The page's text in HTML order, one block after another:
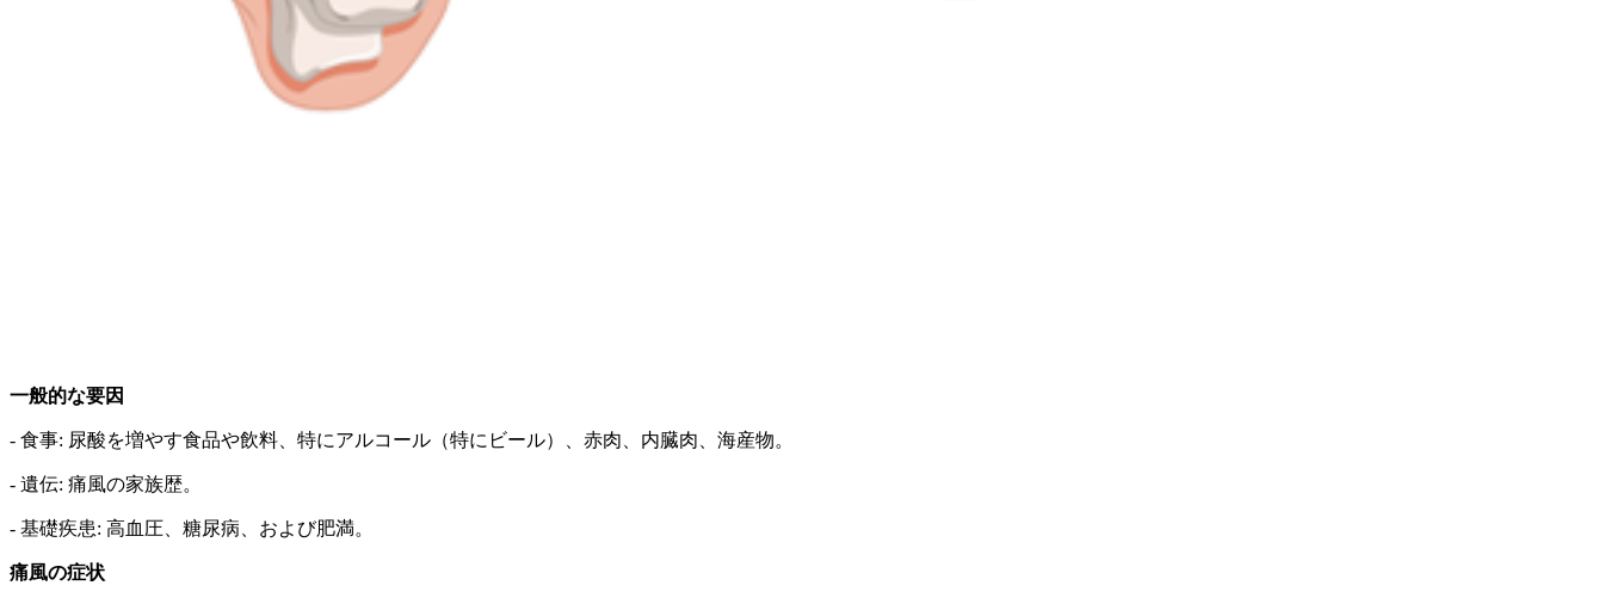
一般的な要因
- 食事: 尿酸を増やす食品や飲料、特にアルコール（特にビール）、赤肉、内臓肉、海産物。
- 遺伝: 痛風の家族歴。
- 基礎疾患: 高血圧、糖尿病、および肥満。
痛風の症状